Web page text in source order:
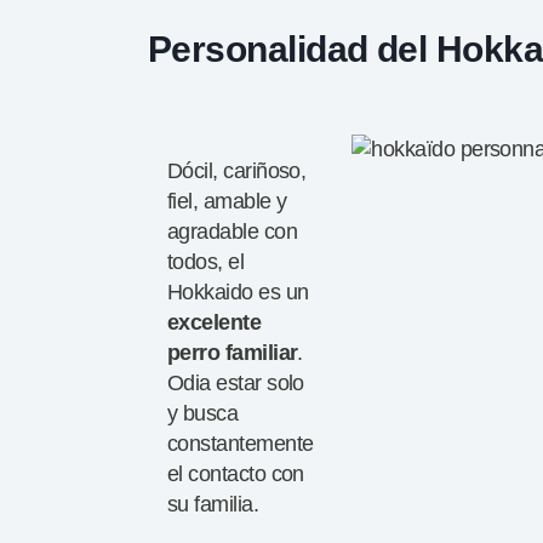
Personalidad del
Dócil, cariñoso,
fiel, amable y
agradable con
todos, el
Hokkaido es un
excelente
perro familiar.
Odia estar solo
y busca
constantemente
el contacto con
su familia.